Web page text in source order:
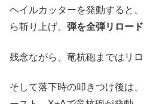
ヘイルカッターを発動すると
ら斬り上げ、 弾を全弾リロード
残念ながら、竜杭砲まではリ
そして落下時の叩きつけ後は